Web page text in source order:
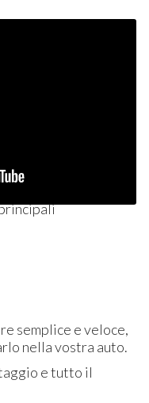
semplice e veloce,
nella vostra auto.
e tutto il